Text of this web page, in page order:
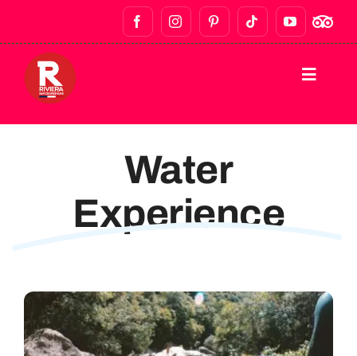
RECORRIDOS DE BARES Y VIDA
TOURS GASTRONÓMICOS
TOURS PRIVADOS
Water
Experience